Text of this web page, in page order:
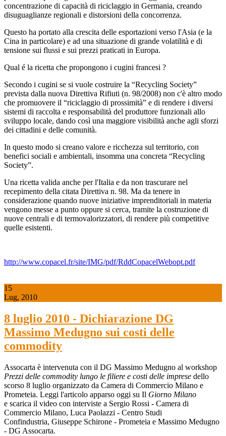
concentrazione di capacità di riciclaggio in Germania, creando
disuguaglianze regionali e distorsioni della concorrenza.
Questo ha portato alla crescita delle esportazioni verso l'Asia (e la
Cina in particolare) e ad una situazione di grande volatilità e di
tensione sui flussi e sui prezzi praticati in Europa.
Qual é la ricetta che propongono i cugini francesi ?
Secondo i cugini se si vuole costruire la “Recycling Society”
prevista dalla nuova Direttiva Rifiuti (n. 98/2008) non c'è altro modo
che promuovere il “riciclaggio di prossimità” e di rendere i diversi
sistemi di raccolta e responsabilità del produttore funzionali allo
sviluppo locale, dando così una maggiore visibilità anche agli sforzi
dei cittadini e delle comunità.
In questo modo si creano valore e ricchezza sul territorio, con
benefici sociali e ambientali, insomma una concreta “Recycling
Society”.
Una ricetta valida anche per l'Italia e da non trascurare nel
recepimento della citata Direttiva n. 98. Ma da tenere in
considerazione quando nuove iniziative imprenditoriali in materia
vengono messe a punto oppure si cerca, tramite la costruzione di
nuove centrali e di termovalorizzatori, di rendere più competitive
quelle esistenti.
http://www.copacel.fr/site/IMG/pdf/RddCopacelWebopt.pdf
15
Lug, 2010
8 luglio 2010 - Dichiarazione DG
Massimo Medugno sui costi delle
commodity
Assocarta è intervenuta con il DG Massimo Medugno al workshop
Prezzi delle commodity lungo le filiere e costi delle imprese dello
scorso 8 luglio organizzato da Camera di Commercio Milano e
Prometeia. Leggi l'articolo apparso oggi su Il Giorno Milano
e scarica il video con interviste a Sergio Rossi - Camera di
Commercio Milano, Luca Paolazzi - Centro Studi
Confindustria, Giuseppe Schirone - Prometeia e Massimo Medugno
- DG Assocarta.